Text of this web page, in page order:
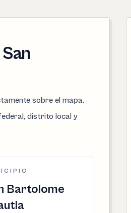
sobre el mapa.
distrito local y
Bartolome